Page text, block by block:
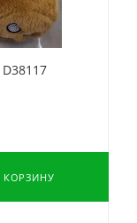
КОРЗИНУ